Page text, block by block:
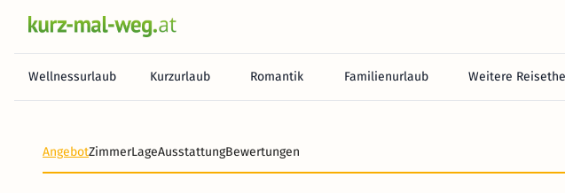
Wellnessurlaub Kurzurlaub Romantik Familienurlaub Weitere
AngebotZimmerLageAusstattungBewertungen